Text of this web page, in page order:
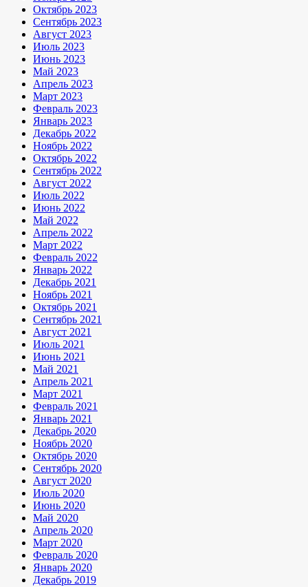
Октябрь 2023
Сентябрь 2023
Август 2023
Июль 2023
Июнь 2023
Май 2023
Апрель 2023
Март 2023
Февраль 2023
Январь 2023
Декабрь 2022
Ноябрь 2022
Октябрь 2022
Сентябрь 2022
Август 2022
Июль 2022
Июнь 2022
Май 2022
Апрель 2022
Март 2022
Февраль 2022
Январь 2022
Декабрь 2021
Ноябрь 2021
Октябрь 2021
Сентябрь 2021
Август 2021
Июль 2021
Июнь 2021
Май 2021
Апрель 2021
Март 2021
Февраль 2021
Январь 2021
Декабрь 2020
Ноябрь 2020
Октябрь 2020
Сентябрь 2020
Август 2020
Июль 2020
Июнь 2020
Май 2020
Апрель 2020
Март 2020
Февраль 2020
Январь 2020
Декабрь 2019